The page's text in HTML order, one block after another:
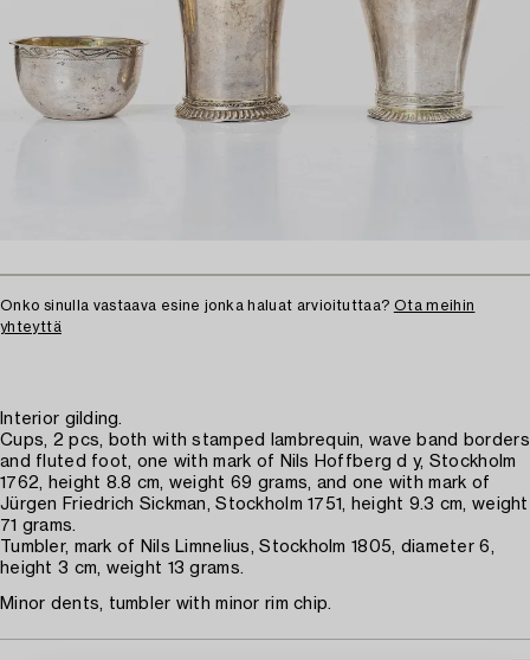
Onko sinulla vastaava esine jonka haluat arvioituttaa? Ota meihin
yhteyttä
Interior gilding.
Cups, 2 pcs, both with stamped lambrequin, wave band borders
and fluted foot, one with mark of Nils Hoffberg d y, Stockholm
1762, height 8.8 cm, weight 69 grams, and one with mark of
Jürgen Friedrich Sickman, Stockholm 1751, height 9.3 cm, weight
71 grams.
Tumbler, mark of Nils Limnelius, Stockholm 1805, diameter 6,
height 3 cm, weight 13 grams.
Minor dents, tumbler with minor rim chip.